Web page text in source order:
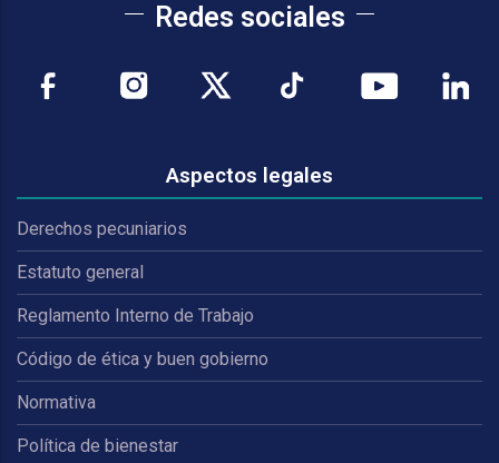
Redes sociales
Aspectos legales
Derechos pecuniarios
Estatuto general
Reglamento Interno de Trabajo
Código de ética y buen gobierno
Normativa
Política de bienestar